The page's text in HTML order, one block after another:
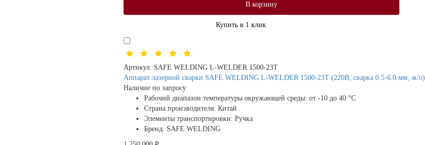
В корзину
Купить в 1 клик
Артикул: SAFE WELDING L-WELDER 1500-23T
Аппарат лазерной сварки SAFE WELDING L-WELDER 1500-23T (220В, сварка 0.5-6.0 мм, ж/о)
Наличие по запросу
Рабочий диапазон температуры окружающей среды: от -10 до 40 °С
Страна производителя: Китай
Элементы транспортировки: Ручка
Бренд: SAFE WELDING